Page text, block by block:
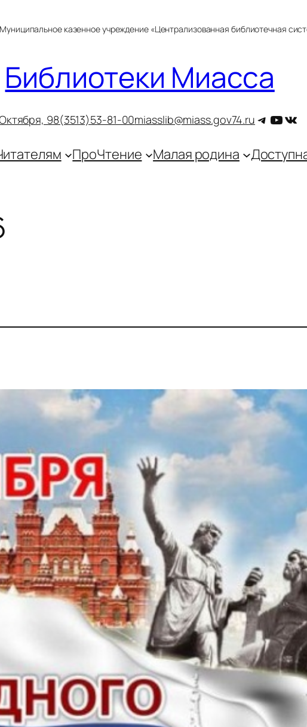
казенное учреждение «Централизованная библиотечная
Библиотеки Миасса
98(3513)53-81-00miasslib@miass.gov74.ru
ПроЧтение Малая родина